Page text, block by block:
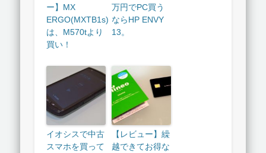
ー】MX
ERGO(MXTB1s)
は、M570tより
買い！
万円でPC買う
ならHP ENVY
13。
イオシスで中古
スマホを買って
【レビュー】繰
越できてお得な